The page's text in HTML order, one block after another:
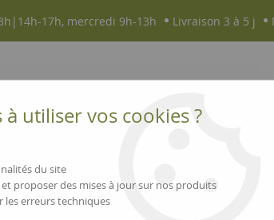
17h, mercredi 9h-13h Livraison 3 à 5 j
MAGASINS ▫ COMMERCES
utiliser vos cookies ?
du site
proposer des mises à jour sur nos produits
erreurs techniques